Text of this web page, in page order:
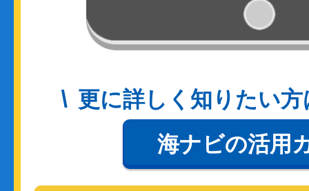
更に詳しく知りたい
海ナビの活用